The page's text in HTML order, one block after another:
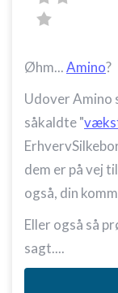
Øhm...Amino?
Udover Amino
såkaldte "
dem er på vej
også, din
Eller også så
sagt....